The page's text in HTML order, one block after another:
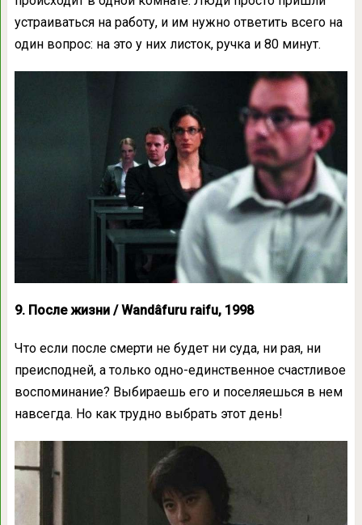
устраиваться на работу, и им нужно ответить всего на
один вопрос: на это у них листок, ручка и 80 минут.
9. После жизни / Wandâfuru raifu, 1998
Что если после смерти не будет ни суда, ни рая, ни
преисподней, а только одно-единственное счастливое
воспоминание? Выбираешь его и поселяешься в нем
навсегда. Но как трудно выбрать этот день!